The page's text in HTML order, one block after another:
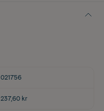
021756
237,60 kr